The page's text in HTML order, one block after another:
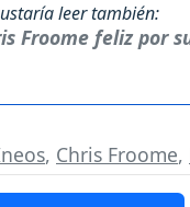
leer también:
Froome feliz por
, Chris Froome,